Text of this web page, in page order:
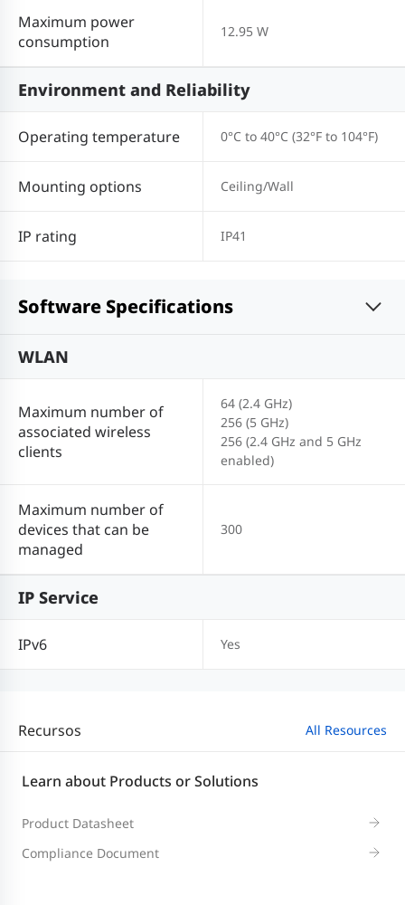
Maximum power
consumption
12.95 W
Environment and Reliability
Operating temperature 0°C to 40°C (32°F to 104°F)
Mounting options Ceiling/Wall
IP rating IP41
Software Specifications
WLAN
Maximum number of
associated wireless
clients
64 (2.4 GHz)
256 (5 GHz)
256 (2.4 GHz and 5 GHz
enabled)
Maximum number of
devices that can be
managed
300
IP Service
IPv6 Yes
Recursos All Resources
Learn about Products or Solutions
Product Datasheet
Compliance Document